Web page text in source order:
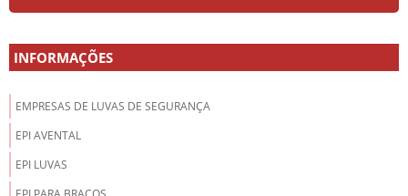
INFORMAÇÕES
EMPRESAS DE LUVAS DE SEGURANÇA
EPI AVENTAL
EPI LUVAS